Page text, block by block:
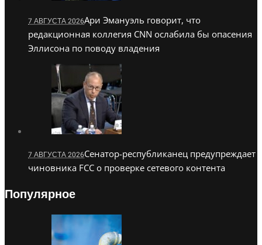
7 АВГУСТА 2026Ари Эмануэль говорит, что
редакционная коллегия CNN ослабила бы опасения
Эллисона по поводу владения
7 АВГУСТА 2026Сенатор-республиканец предупреждает
чиновника FCC о проверке сетевого контента
Популярное